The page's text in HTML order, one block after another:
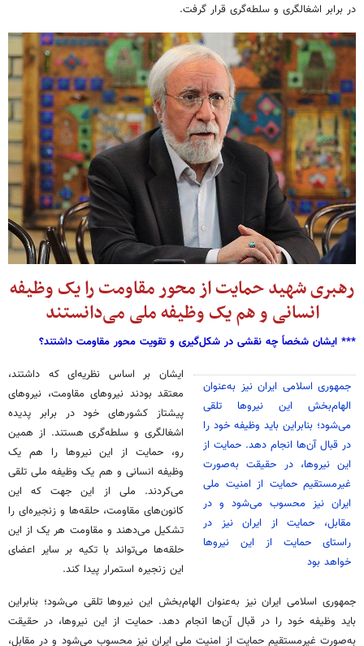
در برابر اشغالگری و سلطه‌گری قرار گرفت.
رهبری شهید حمایت از محور مقاومت را یک وظیفه
انسانی و هم یک وظیفه ملی می‌دانستند
*** ایشان شخصاً چه نقشی در شکل‌گیری و تقویت محور مقاومت داشتند؟
جمهوری اسلامی ایران نیز به‌عنوان
الهام‌بخش این نیروها تلقی
می‌شود؛ بنابراین باید وظیفه خود را
در قبال آن‌ها انجام دهد. حمایت از
این نیروها، در حقیقت به‌صورت
غیرمستقیم حمایت از امنیت ملی
ایران نیز محسوب می‌شود و در
مقابل، حمایت از ایران نیز در
راستای حمایت از این نیروها
خواهد بود
ایشان بر اساس نظریه‌ای که داشتند،
معتقد بودند نیروهای مقاومت، نیروهای
پیشتاز کشورهای خود در برابر پدیده
اشغالگری و سلطه‌گری هستند. از همین
رو، حمایت از این نیروها را هم یک
وظیفه انسانی و هم یک وظیفه ملی تلقی
می‌کردند. ملی از این جهت که این
کانون‌های مقاومت، حلقه‌ها و زنجیره‌ای را
تشکیل می‌دهند و مقاومت هر یک از این
حلقه‌ها می‌تواند با تکیه بر سایر اعضای
این زنجیره استمرار پیدا کند.
جمهوری اسلامی ایران نیز به‌عنوان الهام‌بخش این نیروها تلقی می‌شود؛ بنابراین
باید وظیفه خود را در قبال آن‌ها انجام دهد. حمایت از این نیروها، در حقیقت
به‌صورت غیرمستقیم حمایت از امنیت ملی ایران نیز محسوب می‌شود و در مقابل،